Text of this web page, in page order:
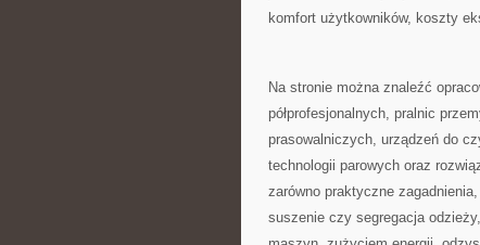
komfort użytkowników, koszty
Na stronie można znaleźć
półprofesjonalnych, pralnic
prasowalniczych, urządzeń do
technologii parowych oraz
zarówno praktyczne
suszenie czy segregacja